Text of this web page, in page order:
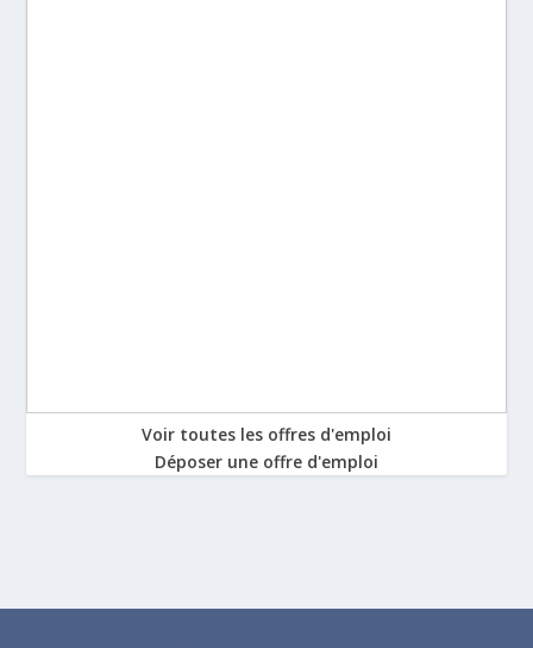
Voir toutes les offres d'emploi
Déposer une offre d'emploi